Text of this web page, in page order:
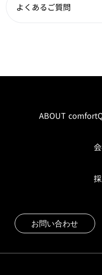
よくあるご質問
ABOUT
お問い合わせ